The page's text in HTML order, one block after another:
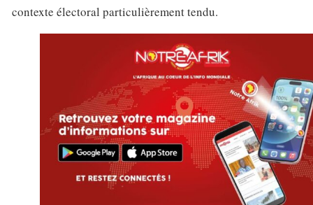
contexte électoral particulièrement tendu.